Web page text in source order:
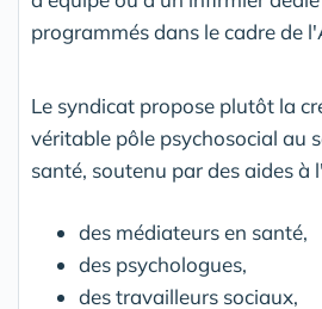
programmés dans le cadre de
Le syndicat propose plutôt la
véritable pôle psychosocial au
santé, soutenu par des aides à
des médiateurs en santé,
des psychologues,
des travailleurs sociaux,